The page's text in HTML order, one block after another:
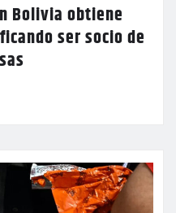
Bolivia obtiene
ser socio de